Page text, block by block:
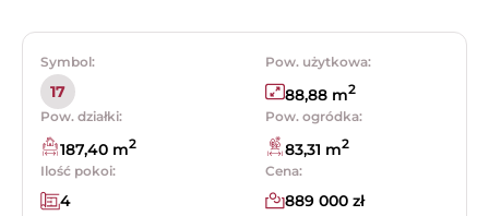
Symbol:
17
Pow. użytkowa:
88,88 m2
Pow. działki:
187,40 m2
Pow. ogródka:
83,31 m2
Ilość pokoi:
4
Cena:
889 000 zł